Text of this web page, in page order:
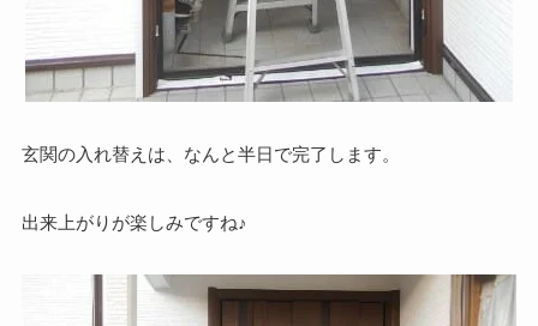
玄関の入れ替えは、なんと半日で完了します。
出来上がりが楽しみですね♪